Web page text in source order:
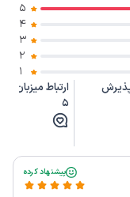
5
4
3
2
1
ارتباط میزبان
5
پیشنهاد کرده